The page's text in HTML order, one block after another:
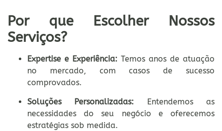
Por que Escolher Nossos
Serviços?
Expertise e Experiência: Temos anos de atuação
no mercado, com casos de sucesso
comprovados.
Soluções Personalizadas: Entendemos as
necessidades do seu negócio e oferecemos
estratégias sob medida.